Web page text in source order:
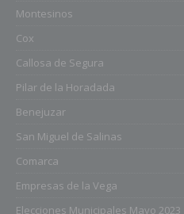
Montesinos
Cox
Callosa de Segura
Pilar de la Horadada
Benejuzar
San Miguel de Salinas
Comarca
Empresas de la Vega
Elecciones Municipales Mayo 2023